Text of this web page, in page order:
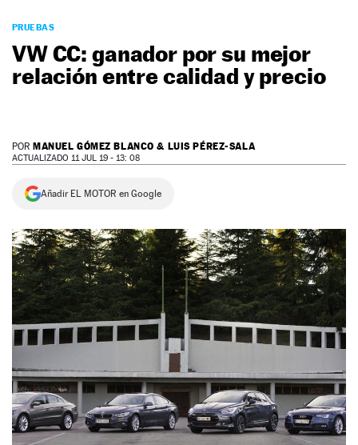
PODCAST
MOTOS
TECNOLOGÍA
SERVICIOS
NEWSLETTER
SÍGUENOS
PRUEBAS
VW CC: ganador por su mejor
relación entre calidad y precio
POR MANUEL GÓMEZ BLANCO & LUIS PÉREZ-SALA
ACTUALIZADO 11 JUL 19 - 13: 08
Añadir EL MOTOR en Google